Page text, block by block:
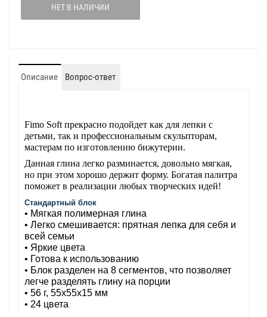
НЕТ В НАЛИЧИИ
Описание Вопрос-ответ
Fimo Soft прекрасно подойдет как для лепки с
детьми, так и профессиональным скульпторам,
мастерам по изготовлению бижутерии.
Данная глина легко разминается, довольно мягкая,
но при этом хорошо держит форму. Богатая палитра
поможет в реализации любых творческих идей!
Стандартный блок
• Мягкая полимерная глина
• Легко смешивается: прятная лепка для себя и
всей семьи
• Яркие цвета
• Готова к использованию
• Блок разделен на 8 сегментов, что позволяет
легче разделять глину на порции
• 56 г, 55x55x15 мм
• 24 цвета